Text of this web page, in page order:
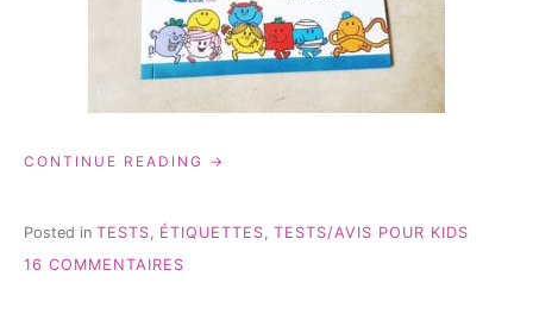
CONTINUE READING « LUDILABEL
MADAME
Posted in TESTS, ÉTIQUETTES, TESTS/AVIS POUR KIDS
16 COMMENTAIRES